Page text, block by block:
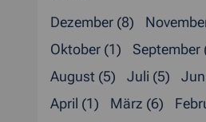
Dezember (8)
Oktober (1)
September
August (5)
Juli (5)
April (1)
März (6)